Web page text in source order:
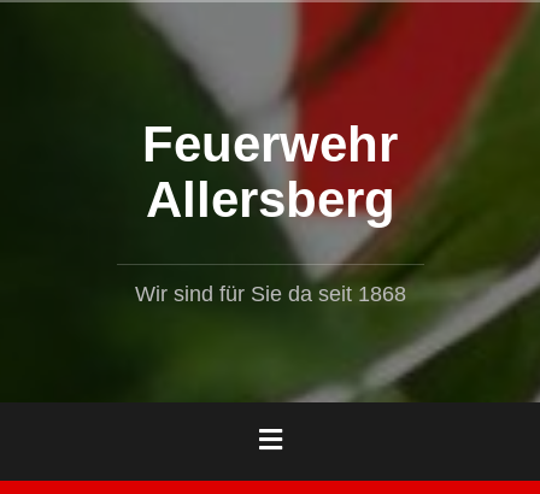
Feuerwehr
Allersberg
Wir sind für Sie da seit 1868